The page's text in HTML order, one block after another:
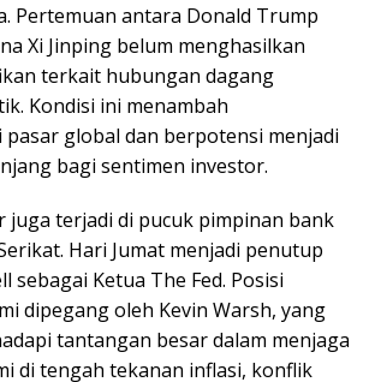
Pertemuan antara Donald Trump
Xi Jinping belum menghasilkan
terkait hubungan dagang
Kondisi ini menambah
global dan berpotensi menjadi
bagi sentimen investor.
juga terjadi di pucuk pimpinan bank
Hari Jumat menjadi penutup
sebagai Ketua The Fed. Posisi
dipegang oleh Kevin Warsh, yang
tantangan besar dalam menjaga
di tengah tekanan inflasi, konflik